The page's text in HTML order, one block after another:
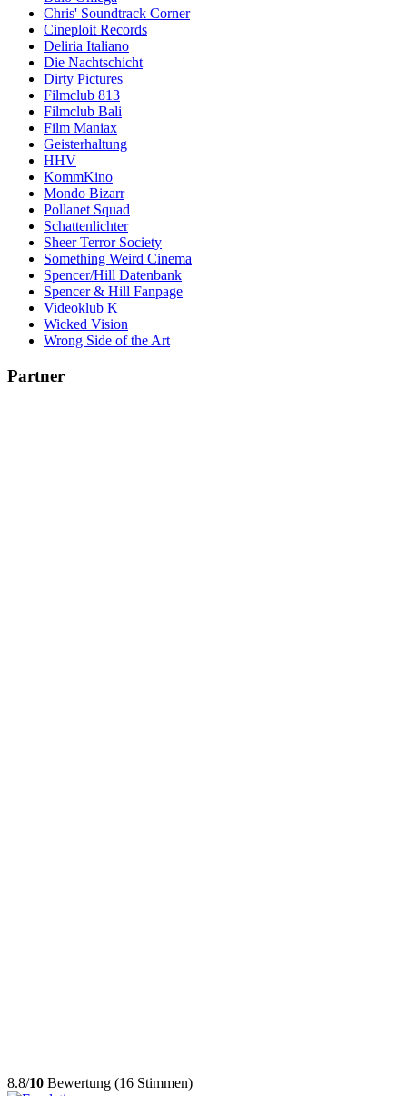
Chris' Soundtrack Corner
Cineploit Records
Deliria Italiano
Die Nachtschicht
Dirty Pictures
Filmclub 813
Filmclub Bali
Film Maniax
Geisterhaltung
HHV
KommKino
Mondo Bizarr
Pollanet Squad
Schattenlichter
Sheer Terror Society
Something Weird Cinema
Spencer/Hill Datenbank
Spencer & Hill Fanpage
Videoklub K
Wicked Vision
Wrong Side of the Art
Partner
8.8/10 Bewertung (16 Stimmen)